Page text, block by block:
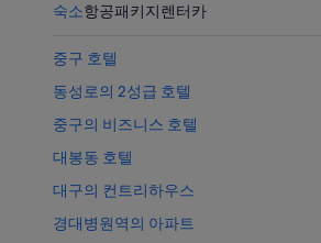
숙소항공패키지렌터카
중구 호텔
동성로의 2성급 호텔
중구의 비즈니스 호텔
대봉동 호텔
대구의 컨트리하우스
경대병원역의 아파트